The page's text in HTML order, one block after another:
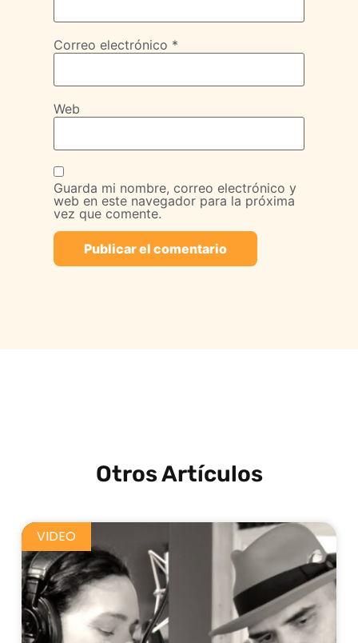
Correo electrónico *
Web
Guarda mi nombre, correo electrónico y
web en este navegador para la próxima
vez que comente.
Otros Artículos
VIDEO